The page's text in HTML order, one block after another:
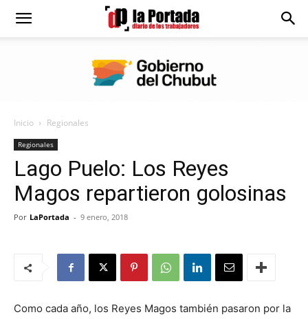
Diario
Portada
Inicio Regionales
Regionales
Lago Puelo: Los Reyes
Magos repartieron golosinas
Por LaPortada - 9 enero, 2018
Como cada año, los Reyes Magos también pasaron por la